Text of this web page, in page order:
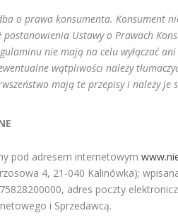
o prawa konsumenta. Konsument
Ustawy o Prawach
nie mają na celu wyłączać
wątpliwości należy
mają te przepisy i należy je
pod adresem internetowym
4, 21-040 Kalinówka);
adres poczty
i Sprzedawcą.